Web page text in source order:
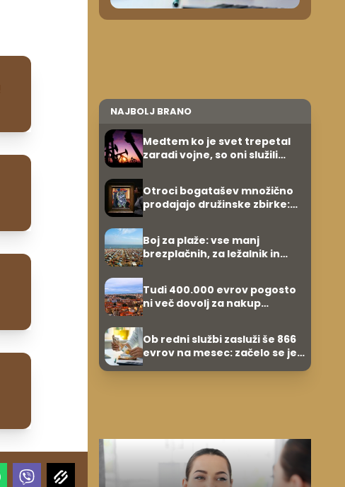
NAJBOLJ BRANO
Medtem ko je svet trepetal
zaradi vojne, so oni služili
Otroci bogatašev množično
prodajajo družinske zbirke:
Boj za plaže: vse manj
brezplačnih, za ležalnik in
Tudi 400.000 evrov pogosto
ni več dovolj za nakup
Ob redni službi zasluži še 866
evrov na mesec: začelo se je